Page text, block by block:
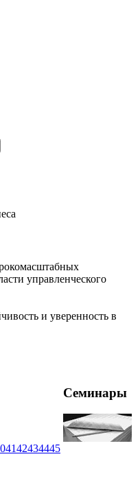
управленческого
и уверенность в
4142434445
Семинары